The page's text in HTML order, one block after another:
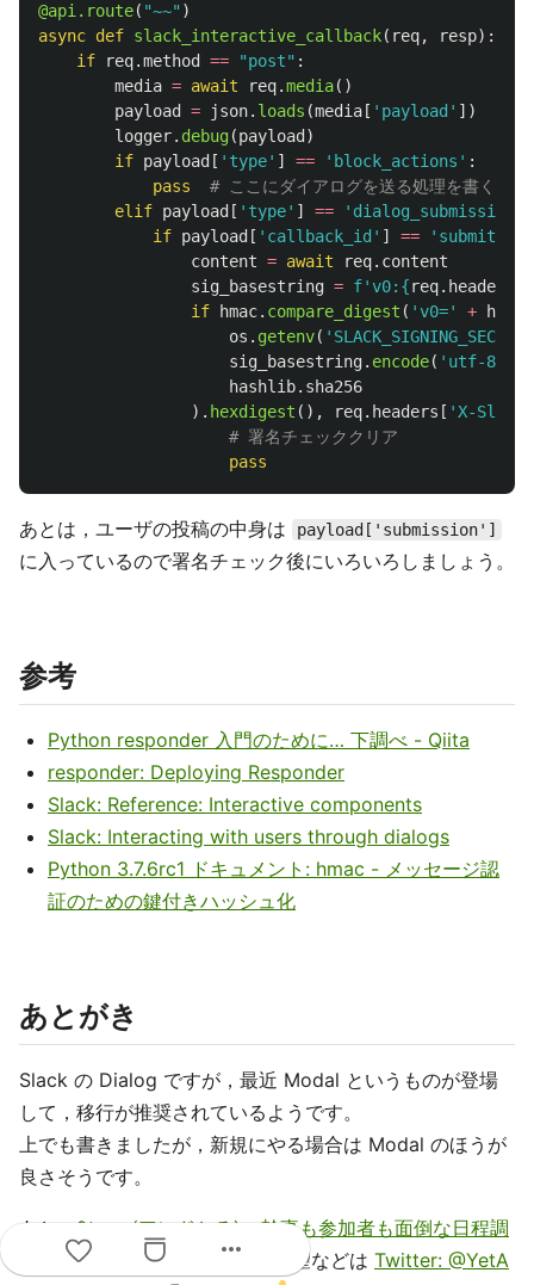
@api.route( "~~" )
async def slack_interactive_callback( req, resp):
if
req.method == "post" :
media = await req.media()
payload
= json. loads (media [ ' payload ' ])
logger. debug(payload )
if payload [ ' type' ] == ' block_actions ' :
pass
elif payload [ ' type' ] == ' dialog_submission
if payload [ ' callback_id ' ] == '
content = await req. content
sig_basestring = f' v0: {req. headers
if
hmac. compare_digest ( ' v0=' + hmac
os . getenv( ' SLACK_SIGNING_SECRET
sig_basestring. encode( ' utf-8
hashlib. sha256
). hexdigest (), req. headers [ ' X-
pass
あとは，ユーザの投稿の中身は payload['submission']
に入っているので署名チェック後にいろいろしましょう。
参考
Python responder 入門のために… 下調べ - Qiita
responder: Deploying Responder
Slack: Reference: Interactive components
Slack: Interacting with users through dialogs
Python 3.7.6rc1 ドキュメント: hmac - メッセージ認
証のための鍵付きハッシュ化
あとがき
Slack の Dialog ですが，最近 Modal というものが登場
して，移行が推奨されているようです。
上でも書きましたが，新規にやる場合は Modal のほうが
良さそうです。
あと， &toru (アンドとる) - 幹事も参加者も面倒な日程調
整のお手伝いをします！
への要望などは Twitter: @YetA
more_horiz